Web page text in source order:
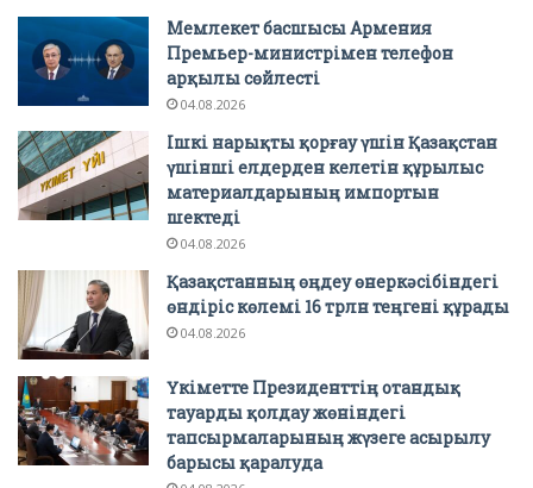
Мемлекет басшысы Армения
Премьер-министрімен телефон
арқылы сөйлесті
04.08.2026
Ішкі нарықты қорғау үшін Қазақстан
үшінші елдерден келетін құрылыс
материалдарының импортын
шектеді
04.08.2026
Қазақстанның өңдеу өнеркәсібіндегі
өндіріс көлемі 16 трлн теңгені құрады
04.08.2026
Үкіметте Президенттің отандық
тауарды қолдау жөніндегі
тапсырмаларының жүзеге асырылу
барысы қаралуда